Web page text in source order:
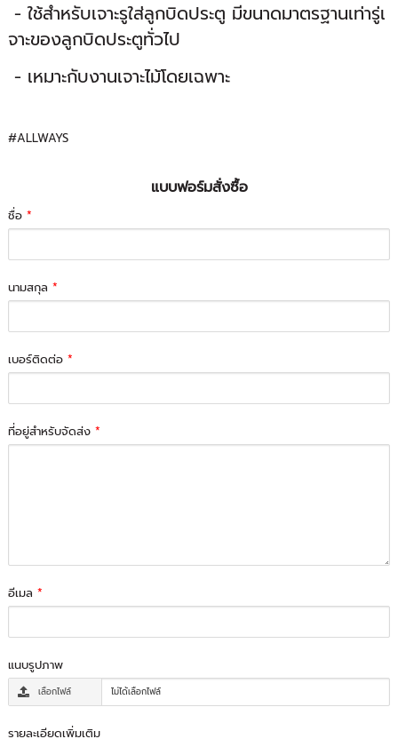
- ใช้สำหรับเจาะรูใส่ลูกบิดประตู มีขนาดมาตรฐานเท่ารู่เ
จาะของลูกบิดประตูทั่วไป
- เหมาะกับงานเจาะไม้โดยเฉพาะ
#ALLWAYS
แบบฟอร์มสั่งซื้อ
ชื่อ*
นามสกุล*
เบอร์ติดต่อ*
ที่อยู่สำหรับจัดส่ง*
อีเมล*
แนบรูปภาพ
เลือกไฟล์ ไม่ได้เลือกไฟล์
รายละเอียดเพิ่มเติม